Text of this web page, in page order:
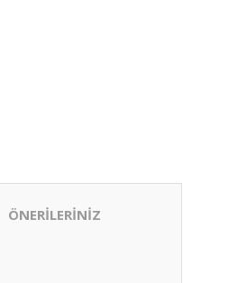
ÖNERİLERİNİZ